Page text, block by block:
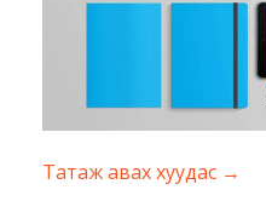
Татаж авах хуудас →